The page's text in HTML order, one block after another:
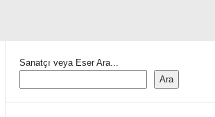
Sanatçı veya Eser Ara...
Ara